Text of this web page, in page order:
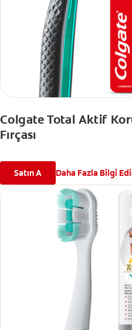
Colgate Total Aktif
Fırçası
Satın A Daha Fazla Bilgi